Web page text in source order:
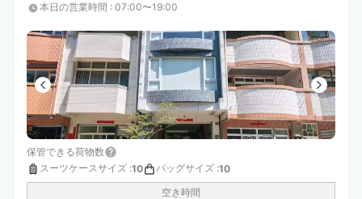
本日の営業時間 : 07:00〜19:00
保管できる荷物数
スーツケースサイズ :10 バッグサイズ :10
空き時間